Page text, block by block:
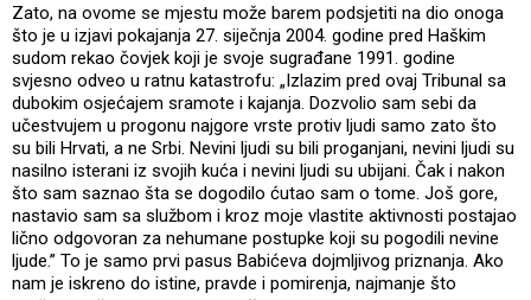
Zato, na ovome se mjestu može barem podsjetiti na dio onoga
što je u izjavi pokajanja 27. siječnja 2004. godine pred Haškim
sudom rekao čovjek koji je svoje sugrađane 1991. godine
svjesno odveo u ratnu katastrofu: „Izlazim pred ovaj Tribunal sa
dubokim osjećajem sramote i kajanja. Dozvolio sam sebi da
učestvujem u progonu najgore vrste protiv ljudi samo zato što
su bili Hrvati, a ne Srbi. Nevini ljudi su bili proganjani, nevini ljudi su
nasilno isterani iz svojih kuća i nevini ljudi su ubijani. Čak i nakon
što sam saznao šta se dogodilo ćutao sam o tome. Još gore,
nastavio sam sa službom i kroz moje vlastite aktivnosti postajao
lično odgovoran za nehumane postupke koji su pogodili nevine
ljude.” To je samo prvi pasus Babićeva dojmljivog priznanja. Ako
nam je iskreno do istine, pravde i pomirenja, najmanje što